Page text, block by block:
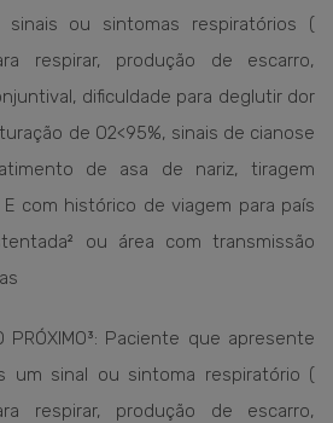
ou sintomas respiratórios (
respirar, produção de escarro,
dificuldade para deglutir dor
de O2<95%, sinais de cianose
de asa de nariz, tiragem
com histórico de viagem para país
ou área com transmissão
PRÓXIMO³: Paciente que apresente
um sinal ou sintoma respiratório (
respirar, produção de escarro,